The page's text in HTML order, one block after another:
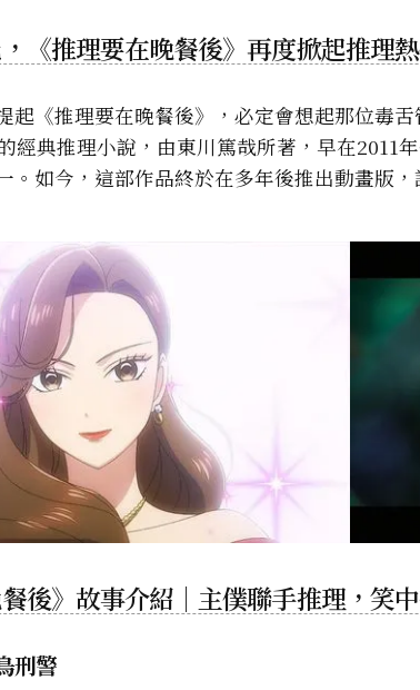
《推理要在晚餐後》再度掀起推理
起《推理要在晚餐後》，必定會想起那位毒
經典推理小說，由東川篤哉所著，早在2011
。如今，這部作品終於在多年後推出動畫版
餐後》故事介紹｜主僕聯手推理，笑
刑警